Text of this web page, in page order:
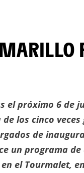
el próximo 6 de
los cinco veces
de
un programa
el Tourmalet,